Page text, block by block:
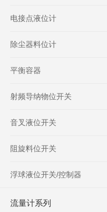
电接点液位计
除尘器料位计
平衡容器
射频导纳物位开关
音叉液位开关
阻旋料位开关
浮球液位开关/控制器
流量计系列